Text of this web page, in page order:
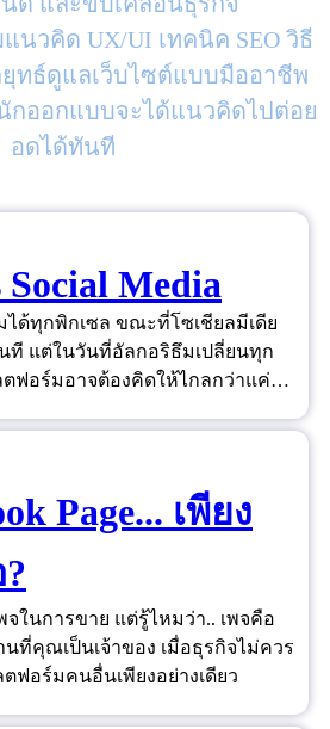
นวคิด UX/UI เทคนิค SEO วิธี
ยุทธ์ดูแลเว็บไซต์แบบมืออาชีพ
กออกแบบจะได้แนวคิดไปต่อย
อดได้ทันที
Social Media
ด้ทุกพิกเซล ขณะที่โซเชียลมีเดีย
นทุก
ตฟอร์มอาจต้องคิดให้ไกลกว่าแค่
Page... เพียง
จในการขาย แต่รู้ไหมว่า.. เพจคือ
ที่คุณเป็นเจ้าของ เมื่อธุรกิจไม่ควร
ฟอร์มคนอื่นเพียงอย่างเดียว